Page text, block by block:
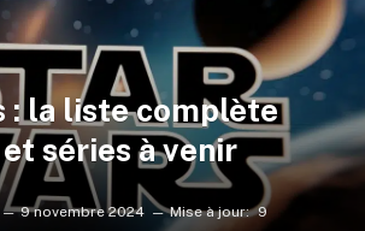
: la liste complète
séries à venir
9 novembre 2024 Mise à jour: 9